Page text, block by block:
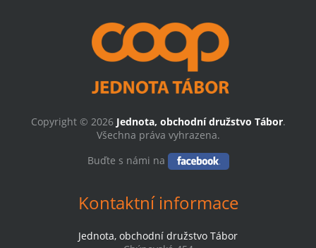
Copyright © 2026 Jednota, obchodní družstvo Tábor.
Všechna práva vyhrazena.
Buďte s námi na
Kontaktní informace
Jednota, obchodní družstvo Tábor